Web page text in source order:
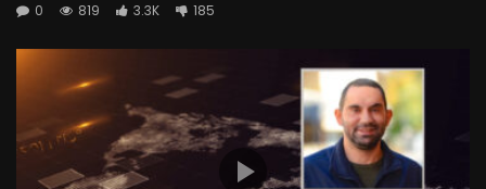
0
819 3.3K 185